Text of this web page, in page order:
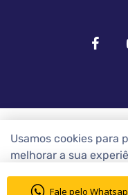
Fale pelo
Usamos cookies para
melhorar a sua